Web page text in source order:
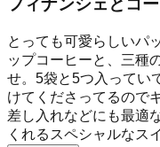
フィナンシェとコ
とっても可愛らしいパ
ップコーヒーと、三種
せ。5袋と5つ入ってい
けてくださってるので
差し入れなどにも最適
くれるスペシャルなス